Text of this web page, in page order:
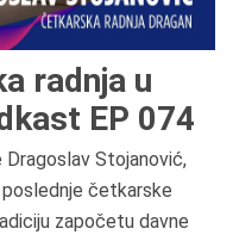
radnja u
EP 074
Stojanović,
četkarske
započetu davne